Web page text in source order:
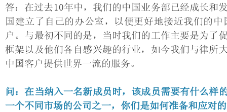
答：在过去10年中，我们的中国业务部已经成长和
国建立了自己的办公室，以便更好地接近我们的
户。与最初不同的是，当时我们的工作主要是为了
框架以及他们各自感兴趣的行业，如今我们与律所
中国客户提供世界一流的服务。
问：在当纳入一名新成员时，该成员需要有什么样
一个不同市场的公司之一，你们是如何准备和应对